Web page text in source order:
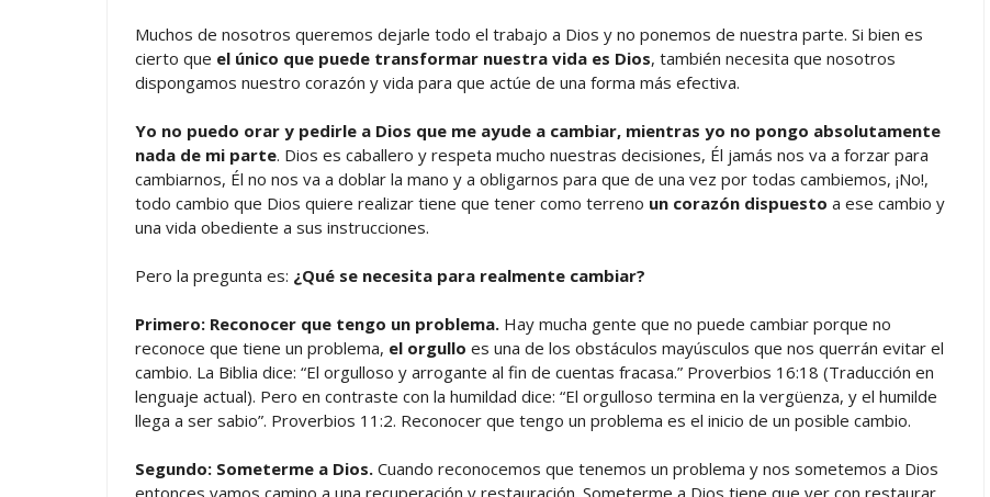
Muchos de nosotros queremos dejarle todo el trabajo a Dios y no ponemos de nuestra parte. Si bien es
cierto que el único que puede transformar nuestra vida es Dios, también necesita que nosotros
dispongamos nuestro corazón y vida para que actúe de una forma más efectiva.
Yo no puedo orar y pedirle a Dios que me ayude a cambiar, mientras yo no pongo absolutamente
nada de mi parte. Dios es caballero y respeta mucho nuestras decisiones, Él jamás nos va a forzar para
cambiarnos, Él no nos va a doblar la mano y a obligarnos para que de una vez por todas cambiemos, ¡No!,
todo cambio que Dios quiere realizar tiene que tener como terreno un corazón dispuesto a ese cambio y
una vida obediente a sus instrucciones.
Pero la pregunta es: ¿Qué se necesita para realmente cambiar?
Primero: Reconocer que tengo un problema. Hay mucha gente que no puede cambiar porque no
reconoce que tiene un problema, el orgullo es una de los obstáculos mayúsculos que nos querrán evitar el
cambio. La Biblia dice: “El orgulloso y arrogante al fin de cuentas fracasa.” Proverbios 16:18 (Traducción en
lenguaje actual). Pero en contraste con la humildad dice: “El orgulloso termina en la vergüenza, y el humilde
llega a ser sabio”. Proverbios 11:2. Reconocer que tengo un problema es el inicio de un posible cambio.
Segundo: Someterme a Dios. Cuando reconocemos que tenemos un problema y nos sometemos a Dios
entonces vamos camino a una recuperación y restauración. Someterme a Dios tiene que ver con restaurar